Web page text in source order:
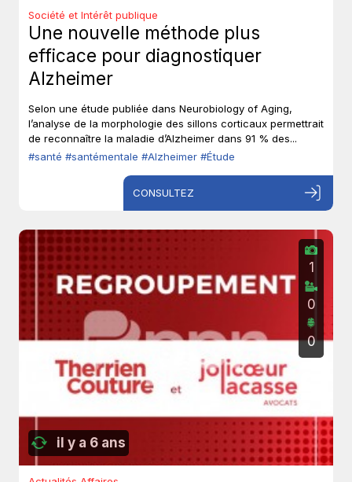
Société et Intérêt publique
Une nouvelle méthode plus
efficace pour diagnostiquer
Alzheimer
Selon une étude publiée dans Neurobiology of Aging,
l’analyse de la morphologie des sillons corticaux permettrait
de reconnaître la maladie d’Alzheimer dans 91 % des...
#santé #santémentale #Alzheimer #Étude
CONSULTEZ
il y a 6 ans
1
0
0